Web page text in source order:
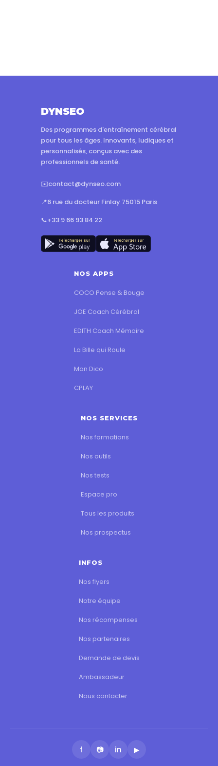
DYNSEO
Des programmes d'entraînement cérébral
pour tous les âges. Innovants, ludiques et
personnalisés, conçus avec des
professionnels de santé.
✉️contact@dynseo.com
📍6 rue du docteur Finlay 75015 Paris
📞+33 9 66 93 84 22
NOS APPS
COCO Pense & Bouge
JOE Coach Cérébral
EDITH Coach Mémoire
La Bille qui Roule
Mon Dico
CPLAY
NOS SERVICES
Nos formations
Nos outils
Nos tests
Espace pro
Tous les produits
Nos prospectus
INFOS
Nos flyers
Notre équipe
Nos récompenses
Nos partenaires
Demande de devis
Ambassadeur
Nous contacter
f 📷 in ▶